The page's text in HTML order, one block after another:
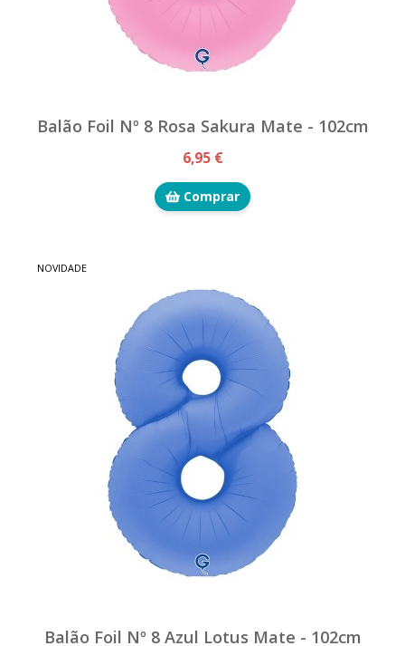
Balão Foil Nº 8 Rosa Sakura Mate - 102cm
6,95 €
Comprar
NOVIDADE
Balão Foil Nº 8 Azul Lotus Mate - 102cm